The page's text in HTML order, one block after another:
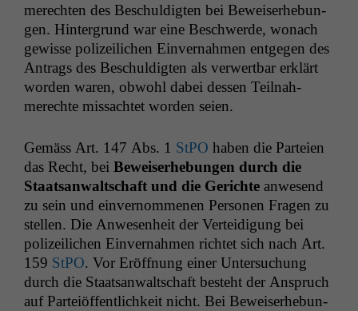
merecht­en des Beschuldigten bei Beweis­er­he­bun­
gen. Hin­ter­grund war eine Beschw­erde, wonach
gewisse polizeilichen Ein­ver­nah­men ent­ge­gen des
Antrags des Beschuldigten als ver­w­ert­bar erk­lärt
wor­den waren, obwohl dabei dessen Teil­nah­
merechte mis­sachtet wor­den seien.
Gemäss Art. 147 Abs. 1 StPO haben die Parteien
das Recht, bei Beweis­er­he­bun­gen durch die
Staat­san­waltschaft und die Gerichte anwe­send
zu sein und ein­ver­nomme­nen Per­so­n­en Fra­gen zu
stellen. Die Anwe­sen­heit der Vertei­di­gung bei
polizeilichen Ein­ver­nah­men richtet sich nach Art.
159 StPO. Vor Eröff­nung ein­er Unter­suchung
durch die Staat­san­waltschaft beste­ht der Anspruch
auf Parteiöf­fentlichkeit nicht. Bei Beweis­er­he­bun­